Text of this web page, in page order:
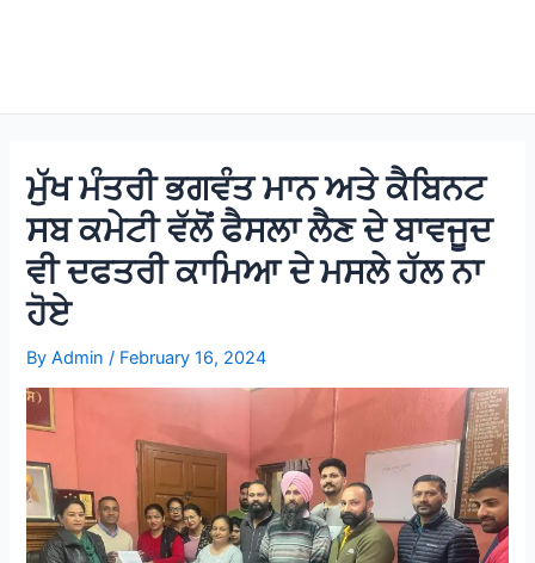
ਮੁੱਖ ਮੰਤਰੀ ਭਗਵੰਤ ਮਾਨ ਅਤੇ ਕੈਬਿਨਟ
ਸਬ ਕਮੇਟੀ ਵੱਲੋਂ ਫੈਸਲਾ ਲੈਣ ਦੇ ਬਾਵਜੂਦ
ਵੀ ਦਫਤਰੀ ਕਾਮਿਆ ਦੇ ਮਸਲੇ ਹੱਲ ਨਾ
ਹੋਏ
ByAdmin/ February 16, 2024